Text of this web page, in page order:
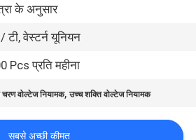
के अनुसार
टी, वेस्टर्न यूनियन
Pcs प्रति महीना
चरण वोल्टेज नियामक,उच्च शक्ति वोल्टेज नियामक
सबसे अच्छी कीमत